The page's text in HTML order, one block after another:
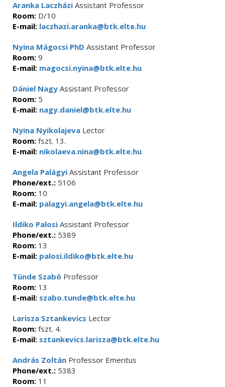
Aranka Laczházi Assistant Professor
Room: D/10
E-mail: laczhazi.aranka@btk.elte.hu
Nyina Mágocsi PhD Assistant Professor
Room: 9
E-mail: magocsi.nyina@btk.elte.hu
Dániel Nagy Assistant Professor
Room: 5
E-mail: nagy.daniel@btk.elte.hu
Nyina Nyikolajeva Lector
Room: fszt. 13.
E-mail: nikolaeva.nina@btk.elte.hu
Angela Palágyi Assistant Professor
Phone/ext.: 5106
Room: 10
E-mail: palagyi.angela@btk.elte.hu
Ildiko Palosi Assistant Professor
Phone/ext.: 5389
Room: 13
E-mail: palosi.ildiko@btk.elte.hu
Tünde Szabó Professor
Room: 13
E-mail: szabo.tunde@btk.elte.hu
Larisza Sztankevics Lector
Room: fszt. 4.
E-mail: sztankevics.larisza@btk.elte.hu
András Zoltán Professor Emeritus
Phone/ext.: 5383
Room: 11